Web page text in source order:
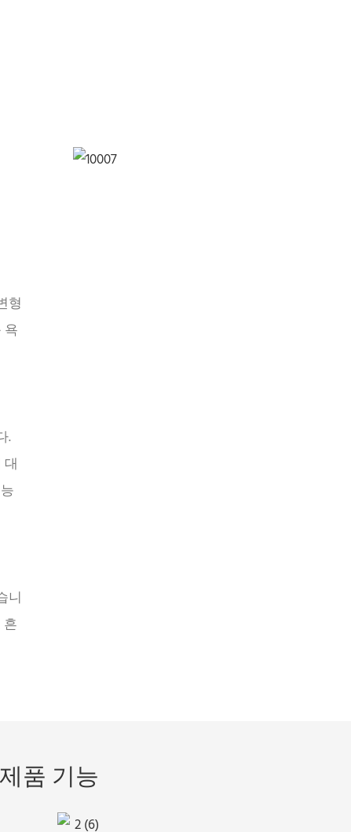
형
욕
.
니
제품 기능